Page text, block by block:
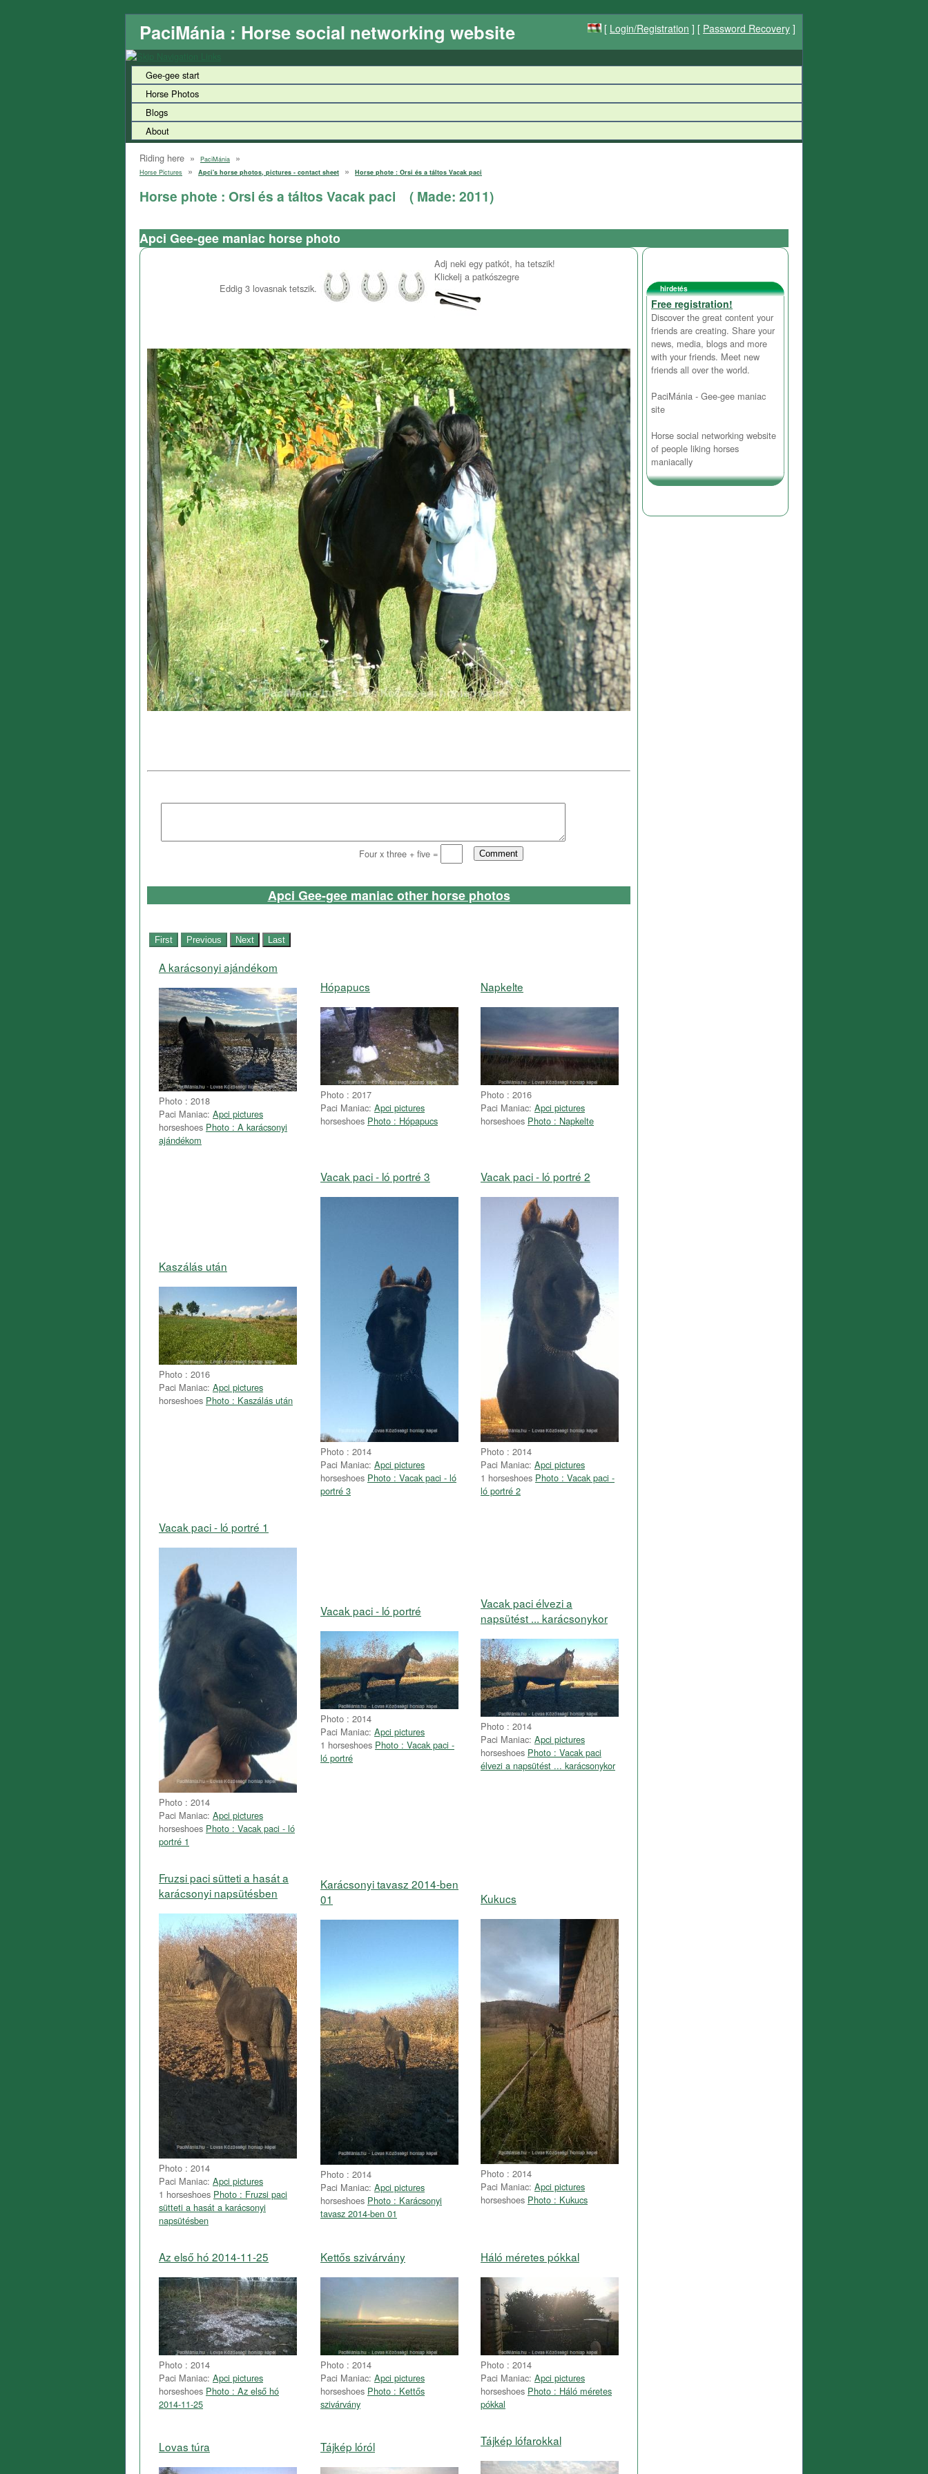
PaciMánia : Horse social networking website [ Login/Registration ] [ Password Recovery ]
Gee-gee start
Horse Photos
Blogs
About
Riding here » PaciMánia »
Horse Pictures » Apci's horse photos, pictures - contact sheet » Horse phote : Orsi és a táltos Vacak paci
Horse phote : Orsi és a táltos Vacak paci ( Made: 2011)
Apci Gee-gee maniac horse photo
Eddig 3 lovasnak tetszik.
Adj neki egy patkót, ha tetszik!
Klickelj a patkószegre
Four x three + five =
Apci Gee-gee maniac other horse photos
A karácsonyi ajándékom
Photo : 2018
Paci Maniac: Apci pictures
horseshoes Photo : A karácsonyi
ajándékom
Hópapucs
Photo : 2017
Paci Maniac: Apci pictures
horseshoes Photo : Hópapucs
Napkelte
Photo : 2016
Paci Maniac: Apci pictures
horseshoes Photo : Napkelte
Kaszálás után
Photo : 2016
Paci Maniac: Apci pictures
horseshoes Photo : Kaszálás után
Vacak paci - ló portré 3
Photo : 2014
Paci Maniac: Apci pictures
horseshoes Photo : Vacak paci - ló
portré 3
Vacak paci - ló portré 2
Photo : 2014
Paci Maniac: Apci pictures
1 horseshoes Photo : Vacak paci -
ló portré 2
Vacak paci - ló portré 1
Photo : 2014
Paci Maniac: Apci pictures
horseshoes Photo : Vacak paci - ló
portré 1
Vacak paci - ló portré
Photo : 2014
Paci Maniac: Apci pictures
1 horseshoes Photo : Vacak paci -
ló portré
Vacak paci élvezi a
napsütést ... karácsonykor
Photo : 2014
Paci Maniac: Apci pictures
horseshoes Photo : Vacak paci
élvezi a napsütést ... karácsonykor
Fruzsi paci sütteti a hasát a
karácsonyi napsütésben
Photo : 2014
Paci Maniac: Apci pictures
1 horseshoes Photo : Fruzsi paci
sütteti a hasát a karácsonyi
napsütésben
Karácsonyi tavasz 2014-ben
01
Photo : 2014
Paci Maniac: Apci pictures
horseshoes Photo : Karácsonyi
tavasz 2014-ben 01
Kukucs
Photo : 2014
Paci Maniac: Apci pictures
horseshoes Photo : Kukucs
Az első hó 2014-11-25
Photo : 2014
Paci Maniac: Apci pictures
horseshoes Photo : Az első hó
2014-11-25
Kettős szivárvány
Photo : 2014
Paci Maniac: Apci pictures
horseshoes Photo : Kettős
szivárvány
Háló méretes pókkal
Photo : 2014
Paci Maniac: Apci pictures
horseshoes Photo : Háló méretes
pókkal
Lovas túra Tájkép lóról Tájkép lófarokkal
hirdetés
Free registration!
Discover the great content your
friends are creating. Share your
news, media, blogs and more
with your friends. Meet new
friends all over the world.
PaciMánia - Gee-gee maniac
site
Horse social networking website
of people liking horses
maniacally